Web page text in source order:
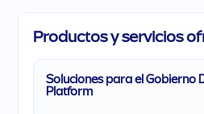
Productos y servicios
Soluciones para el Gobierno
Platform